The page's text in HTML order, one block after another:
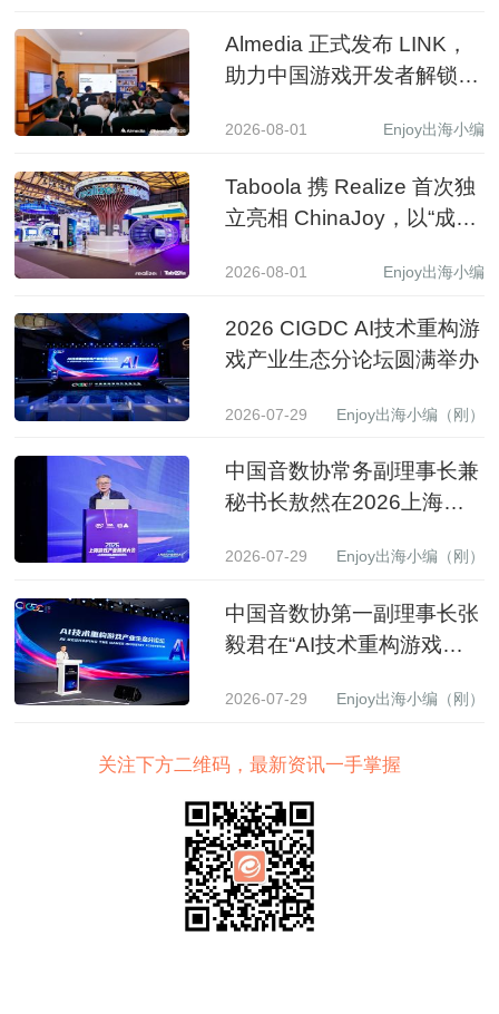
Almedia 正式发布 LINK，
助力中国游戏开发者解锁收
2026-08-01 Enjoy出海小编
Taboola 携 Realize 首次独
立亮相 ChinaJoy，以“成长
全球增长新图景
2026-08-01 Enjoy出海小编
2026 CIGDC AI技术重构游
戏产业生态分论坛圆满举办
2026-07-29 Enjoy出海小编（刚）
中国音数协常务副理事长兼
秘书长敖然在2026上海游
2026-07-29 Enjoy出海小编（刚）
中国音数协第一副理事长张
毅君在“AI技术重构游戏产
2026-07-29 Enjoy出海小编（刚）
关注下方二维码，最新资讯一手掌握